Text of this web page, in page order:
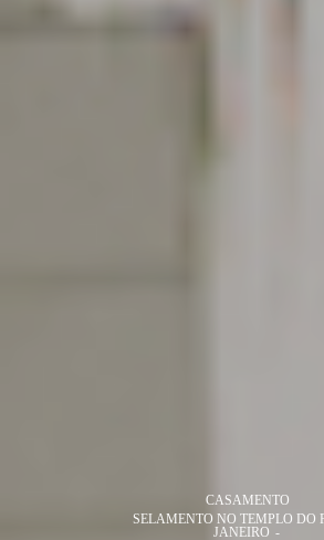
CASAMENTO
SELAMENTO NO TEMPLO DO
JANEIRO